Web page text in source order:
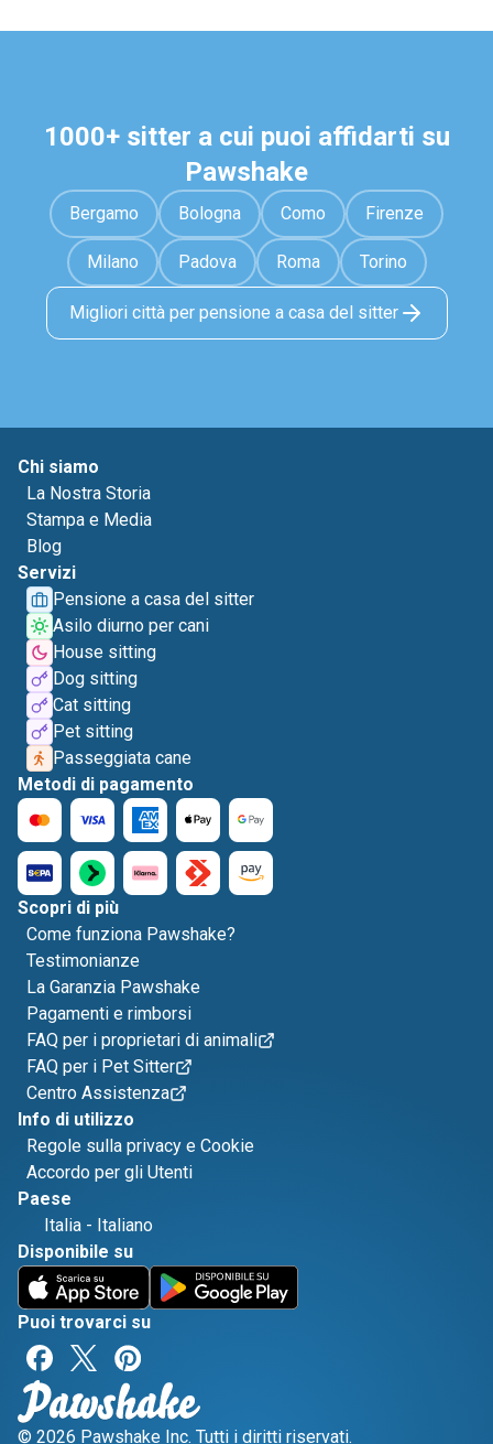
1000+ sitter a cui puoi affidarti su
Pawshake
Bergamo Bologna Como Firenze
Milano Padova Roma Torino
Migliori città per pensione a casa del sitter
Chi siamo
La Nostra Storia
Stampa e Media
Blog
Servizi
Pensione a casa del sitter
Asilo diurno per cani
House sitting
Dog sitting
Cat sitting
Pet sitting
Passeggiata cane
Metodi di pagamento
Scopri di più
Come funziona Pawshake?
Testimonianze
La Garanzia Pawshake
Pagamenti e rimborsi
FAQ per i proprietari di animali
FAQ per i Pet Sitter
Centro Assistenza
Info di utilizzo
Regole sulla privacy e Cookie
Accordo per gli Utenti
Paese
Italia - Italiano
Disponibile su
Puoi trovarci su
© 2026 Pawshake Inc. Tutti i diritti riservati.